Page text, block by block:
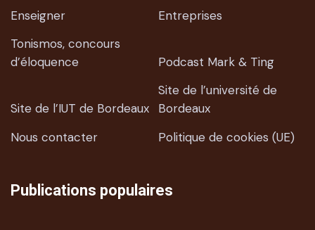
Enseigner
Entreprises
Tonismos, concours
d’éloquence
Podcast Mark & Ting
Site de l’IUT de Bordeaux
Site de l’université de
Bordeaux
Nous contacter
Politique de cookies (UE)
Publications populaires